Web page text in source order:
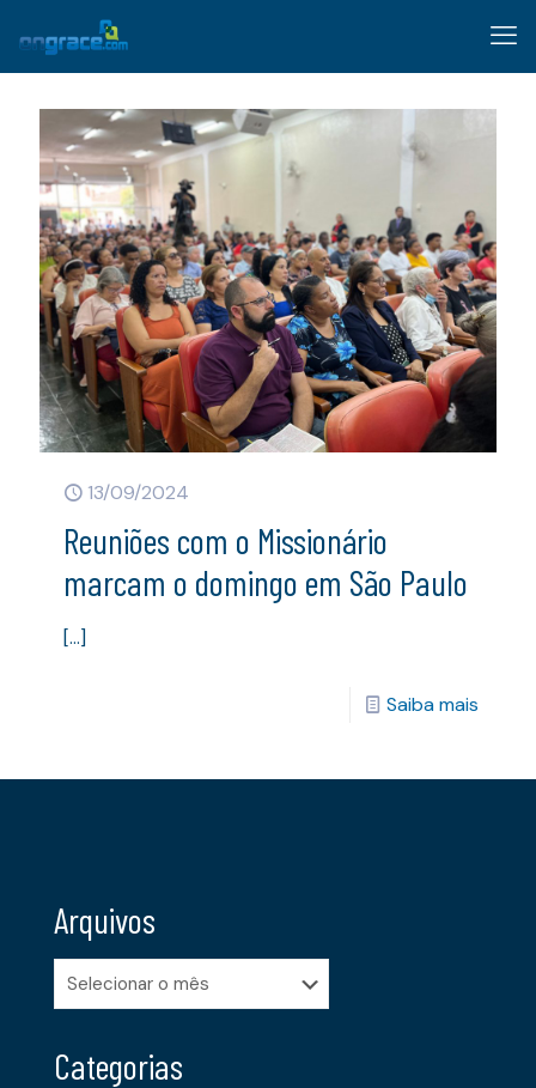
13/09/2024
Reuniões com o Missionário
marcam o domingo em São Paulo
[…]
Saiba mais
Arquivos
Arquivos
Categorias